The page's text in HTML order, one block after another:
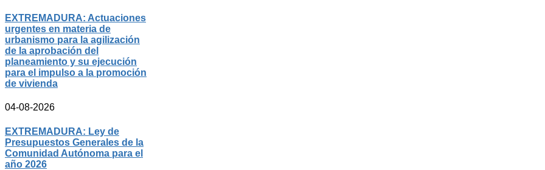
EXTREMADURA: Actuaciones
urgentes en materia de
urbanismo para la agilización
de la aprobación del
planeamiento y su ejecución
para el impulso a la promoción
de vivienda
04-08-2026
EXTREMADURA: Ley de
Presupuestos Generales de la
Comunidad Autónoma para el
año 2026